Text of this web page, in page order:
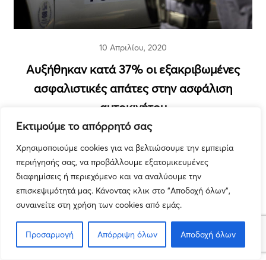
Εκτιμούμε το απόρρητό σας
Χρησιμοποιούμε cookies για να βελτιώσουμε την εμπειρία
περιήγησής σας, να προβάλλουμε εξατομικευμένες
διαφημίσεις ή περιεχόμενο και να αναλύουμε την
επισκεψιμότητά μας. Κάνοντας κλικ στο "Αποδοχή όλων",
συναινείτε στη χρήση των cookies από εμάς.
Προσαρμογή Απόρριψη όλων Αποδοχή όλων
10 Απριλίου, 2020
Αυξήθηκαν κατά 37% οι εξακριβωμένες
ασφαλιστικές απάτες στην ασφάλιση
αυτοκινήτου